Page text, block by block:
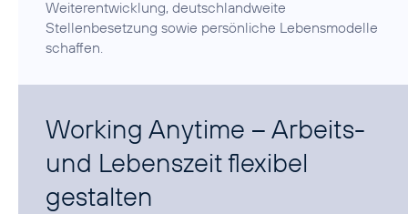
Weiterentwicklung, deutschlandweite
Stellenbesetzung sowie persönliche Lebensmodelle
schaffen.
Working Anytime – Arbeits-
und Lebenszeit flexibel
gestalten